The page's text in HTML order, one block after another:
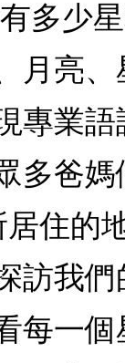
多少
月亮
專業
多爸
住的
訪我
每一